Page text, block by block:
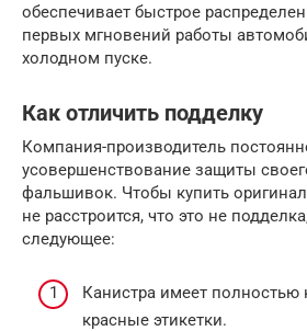
обеспечивает быстрое
первых мгновений работы
холодном пуске.
Как отличить подделку
Компания-производитель
усовершенствование защиты
фальшивок. Чтобы купить оригинал
не расстроится, что это не
следующее:
Канистра имеет полностью
красные этикетки.